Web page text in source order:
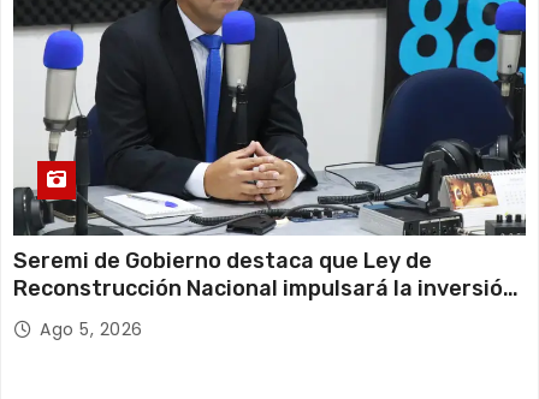
Seremi de Gobierno destaca que Ley de
Reconstrucción Nacional impulsará la inversión
y el empleo en Tarapacá
Ago 5, 2026